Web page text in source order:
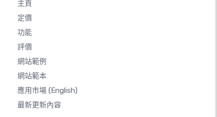
主頁
定價
功能
評價
網站範例
網站範本
應用市場 (English)
最新更新內容